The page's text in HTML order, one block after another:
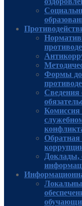
Формы
Сведения
Комиссия
Обратная
Доклады,